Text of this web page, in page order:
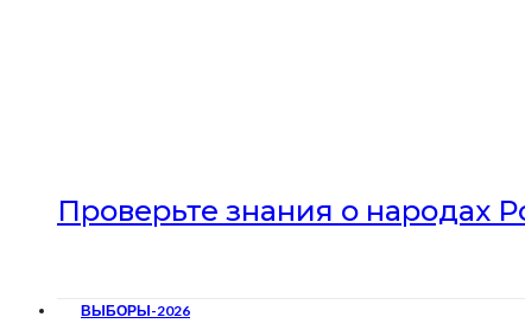
Проверьте знания о народах
ВЫБОРЫ-2026